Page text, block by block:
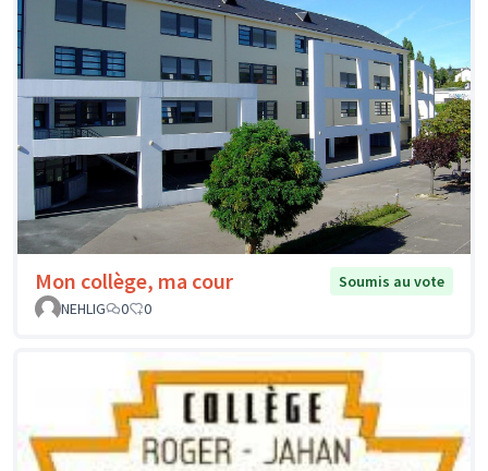
Mon collège, ma cour
Soumis au vote
NEHLIG
0 0